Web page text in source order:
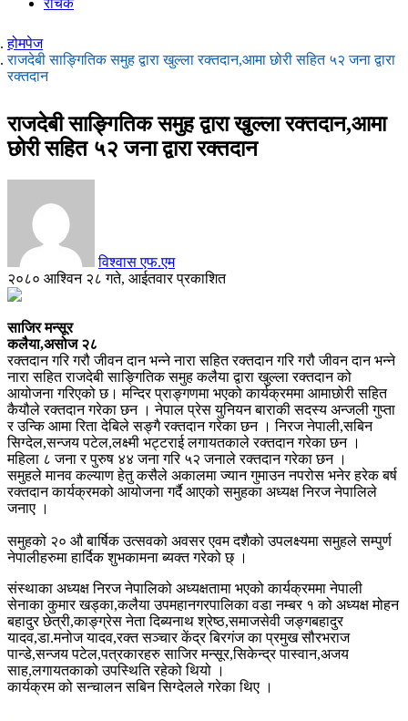
रोचक
होमपेज
राजदेबी साङ्गितिक समुह द्वारा खुल्ला रक्तदान,आमा छोरी सहित ५२ जना द्वारा
रक्तदान
राजदेबी साङ्गितिक समुह द्वारा खुल्ला रक्तदान,आमा
छोरी सहित ५२ जना द्वारा रक्तदान
विश्वास एफ.एम
२०८० आश्विन २८ गते, आईतवार प्रकाशित
साजिर मन्सूर
कलैया,असोज २८
रक्तदान गरि गरौ जीवन दान भन्ने नारा सहित रक्तदान गरि गरौ जीवन दान भन्ने
नारा सहित राजदेबी साङ्गितिक समुह कलैया द्वारा खुल्ला रक्तदान को
आयोजना गरिएको छ। मन्दिर प्राङ्गणमा भएको कार्यक्रममा आमाछोरी सहित
कैयौले रक्तदान गरेका छन । नेपाल प्रेस युनियन बाराकी सदस्य अन्जली गुप्ता
र उन्कि आमा रिता देबिले सङ्गै रक्तदान गरेका छन । निरज नेपाली,सबिन
सिग्देल,सन्जय पटेल,लक्ष्मी भट्टराई लगायतकाले रक्तदान गरेका छन ।
महिला ८ जना र पुरुष ४४ जना गरि ५२ जनाले रक्तदान गरेका छन ।
समुहले मानव कल्याण हेतु कसैले अकालमा ज्यान गुमाउन नपरोस भनेर हरेक बर्ष
रक्तदान कार्यक्रमको आयोजना गर्दै आएको समुहका अध्यक्ष निरज नेपालिले
जनाए ।
समुहको २० औ बार्षिक उत्सवको अवसर एवम दशैको उपलक्ष्यमा समुहले सम्पुर्ण
नेपालीहरुमा हार्दिक शुभकामना ब्यक्त गरेको छ् ।
संस्थाका अध्यक्ष निरज नेपालिको अध्यक्षतामा भएको कार्यक्रममा नेपाली
सेनाका कुमार खड्का,कलैया उपमहानगरपालिका वडा नम्बर १ को अध्यक्ष मोहन
बहादुर छेत्री,काङ्ग्रेस नेता दिब्यनाथ श्रेष्ठ,समाजसेवी जङ्गबहादुर
यादव,डा.मनोज यादव,रक्त सञ्चार केंद्र बिरगंज का प्रमुख सौरभराज
पान्डे,सन्जय पटेल,पत्रकारहरु साजिर मन्सूर,सिकेन्द्र पास्वान,अजय
साह,लगायतकाको उपस्थिति रहेको थियो ।
कार्यक्रम को सन्चालन सबिन सिग्देलले गरेका थिए ।